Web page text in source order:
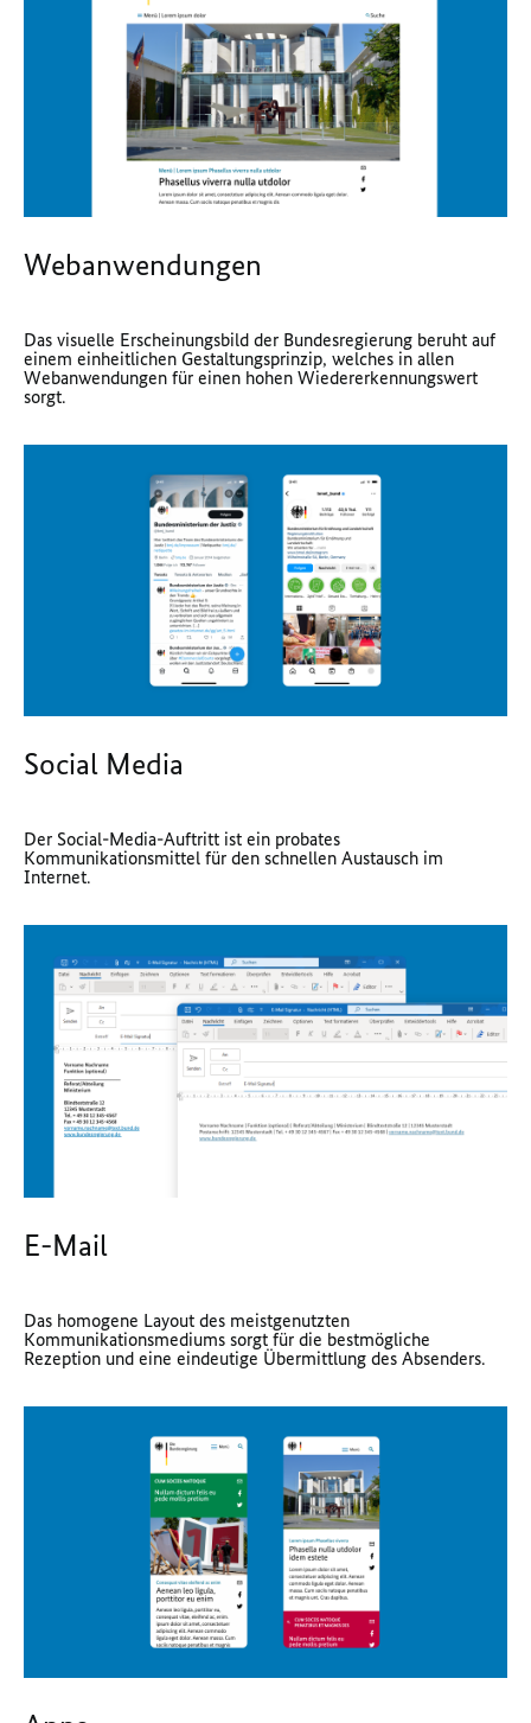
Webanwendungen
Das visuelle Erscheinungsbild der Bundesregierung beruht auf
einem einheitlichen Gestaltungsprinzip, welches in allen
Webanwendungen für einen hohen Wiedererkennungswert
sorgt.
Social Media
Der Social-Media-Auftritt ist ein probates
Kommunikationsmittel für den schnellen Austausch im
Internet.
E-Mail
Das homogene Layout des meistgenutzten
Kommunikationsmediums sorgt für die bestmögliche
Rezeption und eine eindeutige Übermittlung des Absenders.